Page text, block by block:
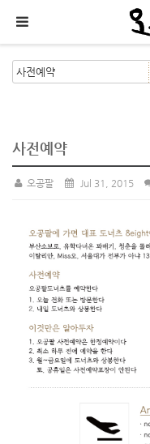
사전예약
오공팔 Jul 31, 2015